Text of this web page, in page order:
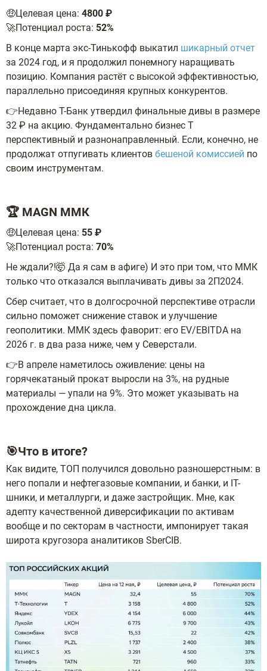
🤑Целевая цена: 4800 ₽
🚀Потенциал роста: 52%
В конце марта экс-Тинькофф выкатил шикарный отчет
за 2024 год, и я продолжил понемногу наращивать
позицию. Компания растёт с высокой эффективностью,
параллельно присоединяя крупных конкурентов.
👉Недавно Т-Банк утвердил финальные дивы в размере
32 ₽ на акцию. Фундаментально бизнес Т
перспективный и разнонаправленный. Если, конечно, не
продолжат отпугивать клиентов бешеной комиссией по
своим инструментам.
🏆 MAGN ММК
🤑Целевая цена: 55 ₽
🚀Потенциал роста: 70%
Не ждали?!🤯 Да я сам в афиге) И это при том, что ММК
только что отказался выплачивать дивы за 2П2024.
Сбер считает, что в долгосрочной перспективе отрасли
сильно поможет снижение ставок и улучшение
геополитики. ММК здесь фаворит: его EV/EBITDA на
2026 г. в два раза ниже, чем у Северстали.
👉В апреле наметилось оживление: цены на
горячекатаный прокат выросли на 3%, на рудные
материалы — упали на 9%. Это может указывать на
прохождение дна цикла.
🎯Что в итоге?
Как видите, ТОП получился довольно разношерстным: в
него попали и нефтегазовые компании, и банки, и IT-
шники, и металлурги, и даже застройщик. Мне, как
адепту качественной диверсификации по активам
вообще и по секторам в частности, импонирует такая
широта кругозора аналитиков SberCIB.